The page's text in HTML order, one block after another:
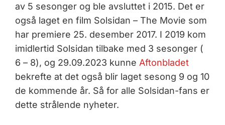
av 5 sesonger og ble avsluttet i 2015. Det er
også laget en film Solsidan – The Movie som
har premiere 25. desember 2017. I 2019 kom
imidlertid Solsidan tilbake med 3 sesonger (
6 – 8), og 29.09.2023 kunne Aftonbladet
bekrefte at det også blir laget sesong 9 og 10
de kommende år. Så for alle Solsidan-fans er
dette strålende nyheter.